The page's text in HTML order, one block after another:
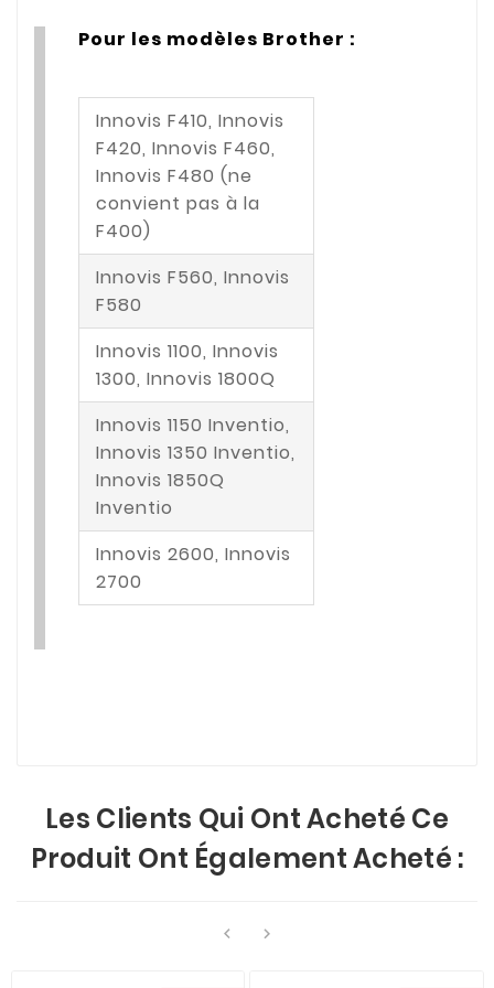
Pour les modèles Brother :
Innovis F410, Innovis
F420, Innovis F460,
Innovis F480 (ne
convient pas à la
F400)
Innovis F560, Innovis
F580
Innovis 1100, Innovis
1300, Innovis 1800Q
Innovis 1150 Inventio,
Innovis 1350 Inventio,
Innovis 1850Q
Inventio
Innovis 2600, Innovis
2700
Les Clients Qui Ont Acheté Ce
Produit Ont Également Acheté :
 